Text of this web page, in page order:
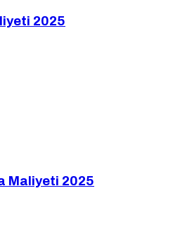
2025
Maliyeti 2025